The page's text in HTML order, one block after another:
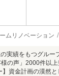
ムリノベーション
績をもつグルー
の声」2000件以
資金計画の漠然